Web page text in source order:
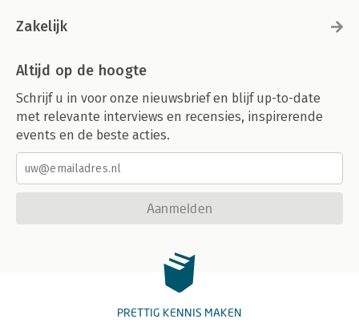
Zakelijk
Altijd op de hoogte
Schrijf u in voor onze nieuwsbrief en blijf up-to-date
met relevante interviews en recensies, inspirerende
events en de beste acties.
Aanmelden
PRETTIG KENNIS MAKEN